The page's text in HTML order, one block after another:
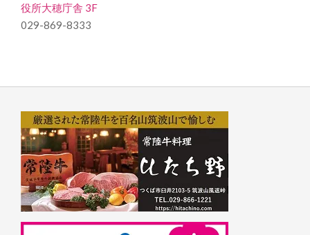
役所大穂庁舎 3F
029-869-8333